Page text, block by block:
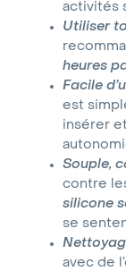
activités
Utiliser
heures
Facile
est
insérer
Souple,
contre
silicone
se
avec de